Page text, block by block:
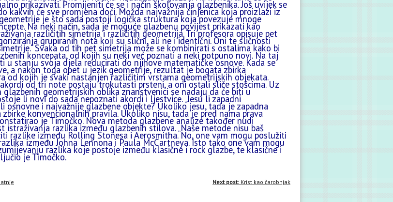
prikazivati. Promijeniti će se i način školovanja glazbenika. Još uvijek se
kakvih će sve promjena doći. Možda najvažnija činjenica koja proizlazi iz
je što sada postoji logička struktura koja povezuje mnoge
Na neki način, sada je moguće glazbenu povijest prikazati kao
različitih simetrija i različitih geometrija. Tri profesora opisuje pet
grupiranih nota koji su slični, ali ne i identični. Oni te sličnosti
Svaka od tih pet simetrija može se kombinirati s ostalima kako bi
koncepata, od kojih su neki već poznati a neki potpuno novi. Na taj
u stanju svoja djela reducirati do njihove matematičke osnove. Kada se
a nakon toga opet u jezik geometrije, rezultat je bogata zbirka
od kojih je svaki nastanjen različitim vrstama geometrijskih objekata.
od tri note postaju trokutasti prsteni, a oni ostali sliče stošcima. Uz
glazbenih geometrijskih oblika znanstvenici se nadaju da će biti u
li novi do sada nepoznati akordi i ljestvice. „Jesu li zapadni
osnovne i najvažnije glazbene objekte? Ukoliko jesu, tada je zapadna
konvencionalnih pravila. Ukoliko nisu, tada je pred nama prava
je Timočko. Nova metoda glazbene analize također nudi
istraživanja razlika između glazbenih stilova. „Naše metode nisu baš
razlike između Rolling Stonesa i Aerosmitha. No, one vam mogu poslužiti
između Johna Lennona i Paula McCartneya. Isto tako one vam mogu
razlika koje postoje između klasične i rock glazbe, te klasične i
je Timočko.
Next post: Krist kao čarobnjak